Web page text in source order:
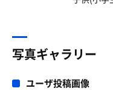
写真ギャラリー
ユーザ投稿画像